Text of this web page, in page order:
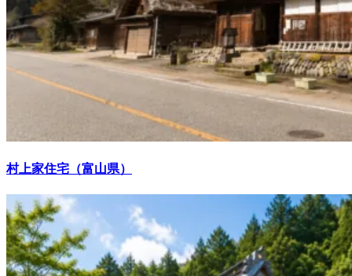
村上家住宅（富山県）